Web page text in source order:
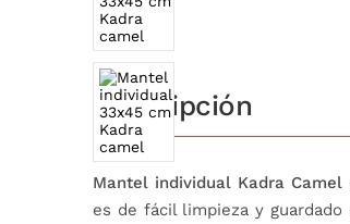
Descripción
Mantel individual Kadra Camel
es de fácil limpieza y